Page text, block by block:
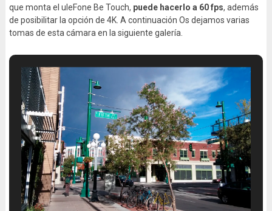
que monta el uleFone Be Touch, puede hacerlo a 60 fps, además
de posibilitar la opción de 4K. A continuación Os dejamos varias
tomas de esta cámara en la siguiente galería.